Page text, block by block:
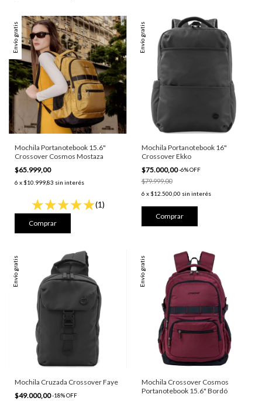
Envío gratis
Mochila Portanotebook 15.6"
Crossover Cosmos Mostaza
$65.999,00
6 x $10.999,83 sin interés
(1)
Envío gratis
Mochila Portanotebook 16"
Crossover Ekko
$75.000,00-6%OFF
$79.999,00
6 x $12.500,00 sin interés
Envío gratis
Mochila Cruzada Crossover Faye
$49.000,00-18%OFF
Envío gratis
Mochila Crossover Cosmos
Portanotebook 15.6" Bordó